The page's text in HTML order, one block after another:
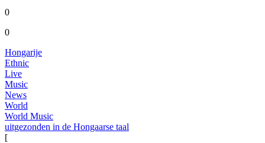
0
0
Hongarije
Ethnic
Live
Music
News
World
World Music
uitgezonden in de Hongaarse taal
[